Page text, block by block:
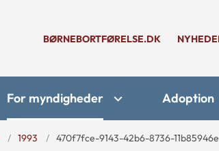
BØRNEBORTFØRELSE.DK
For myndigheder Adoption
1993 470f7fce-9143-42b6-8736-